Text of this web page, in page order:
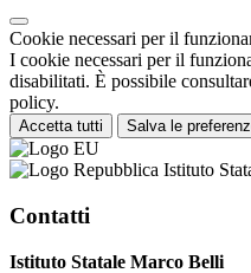
Cookie necessari per il
I cookie necessari per il
disabilitati. È possibile
policy.
Accetta tutti Salva le
Istituto
Contatti
Istituto Statale Marco Belli